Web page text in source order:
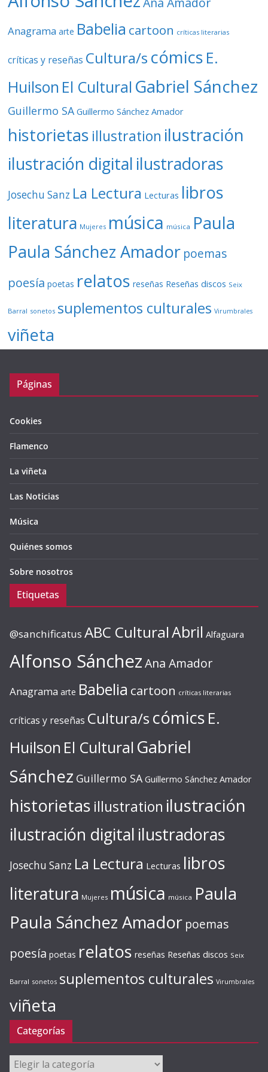
Anagrama arte Babelia cartoon críticas literarias
críticas y reseñas Cultura/s cómics E.
Huilson El Cultural Gabriel Sánchez
Guillermo SA Guillermo Sánchez Amador
historietas illustration ilustración
ilustración digital ilustradoras
Josechu Sanz La Lectura Lecturas libros
literatura Mujeres música música Paula
Paula Sánchez Amador poemas
poesía poetas relatos reseñas Reseñas discos Seix
Barral sonetos suplementos culturales Virumbrales
viñeta
Páginas
Cookies
Flamenco
La viñeta
Las Noticias
Música
Quiénes somos
Sobre nosotros
Etiquetas
@sanchificatus ABC CulturalAbril Alfaguara
Alfonso SánchezAna Amador
Anagrama arte Babelia cartoon críticas literarias
críticas y reseñas Cultura/s cómics E.
Huilson El Cultural Gabriel
Sánchez Guillermo SA Guillermo Sánchez Amador
historietas illustration ilustración
ilustración digital ilustradoras
Josechu Sanz La Lectura Lecturas libros
literatura Mujeres música música Paula
Paula Sánchez Amador poemas
poesía poetas relatos reseñas Reseñas discos Seix
Barral sonetos suplementos culturales Virumbrales
viñeta
Categorías
Categorías